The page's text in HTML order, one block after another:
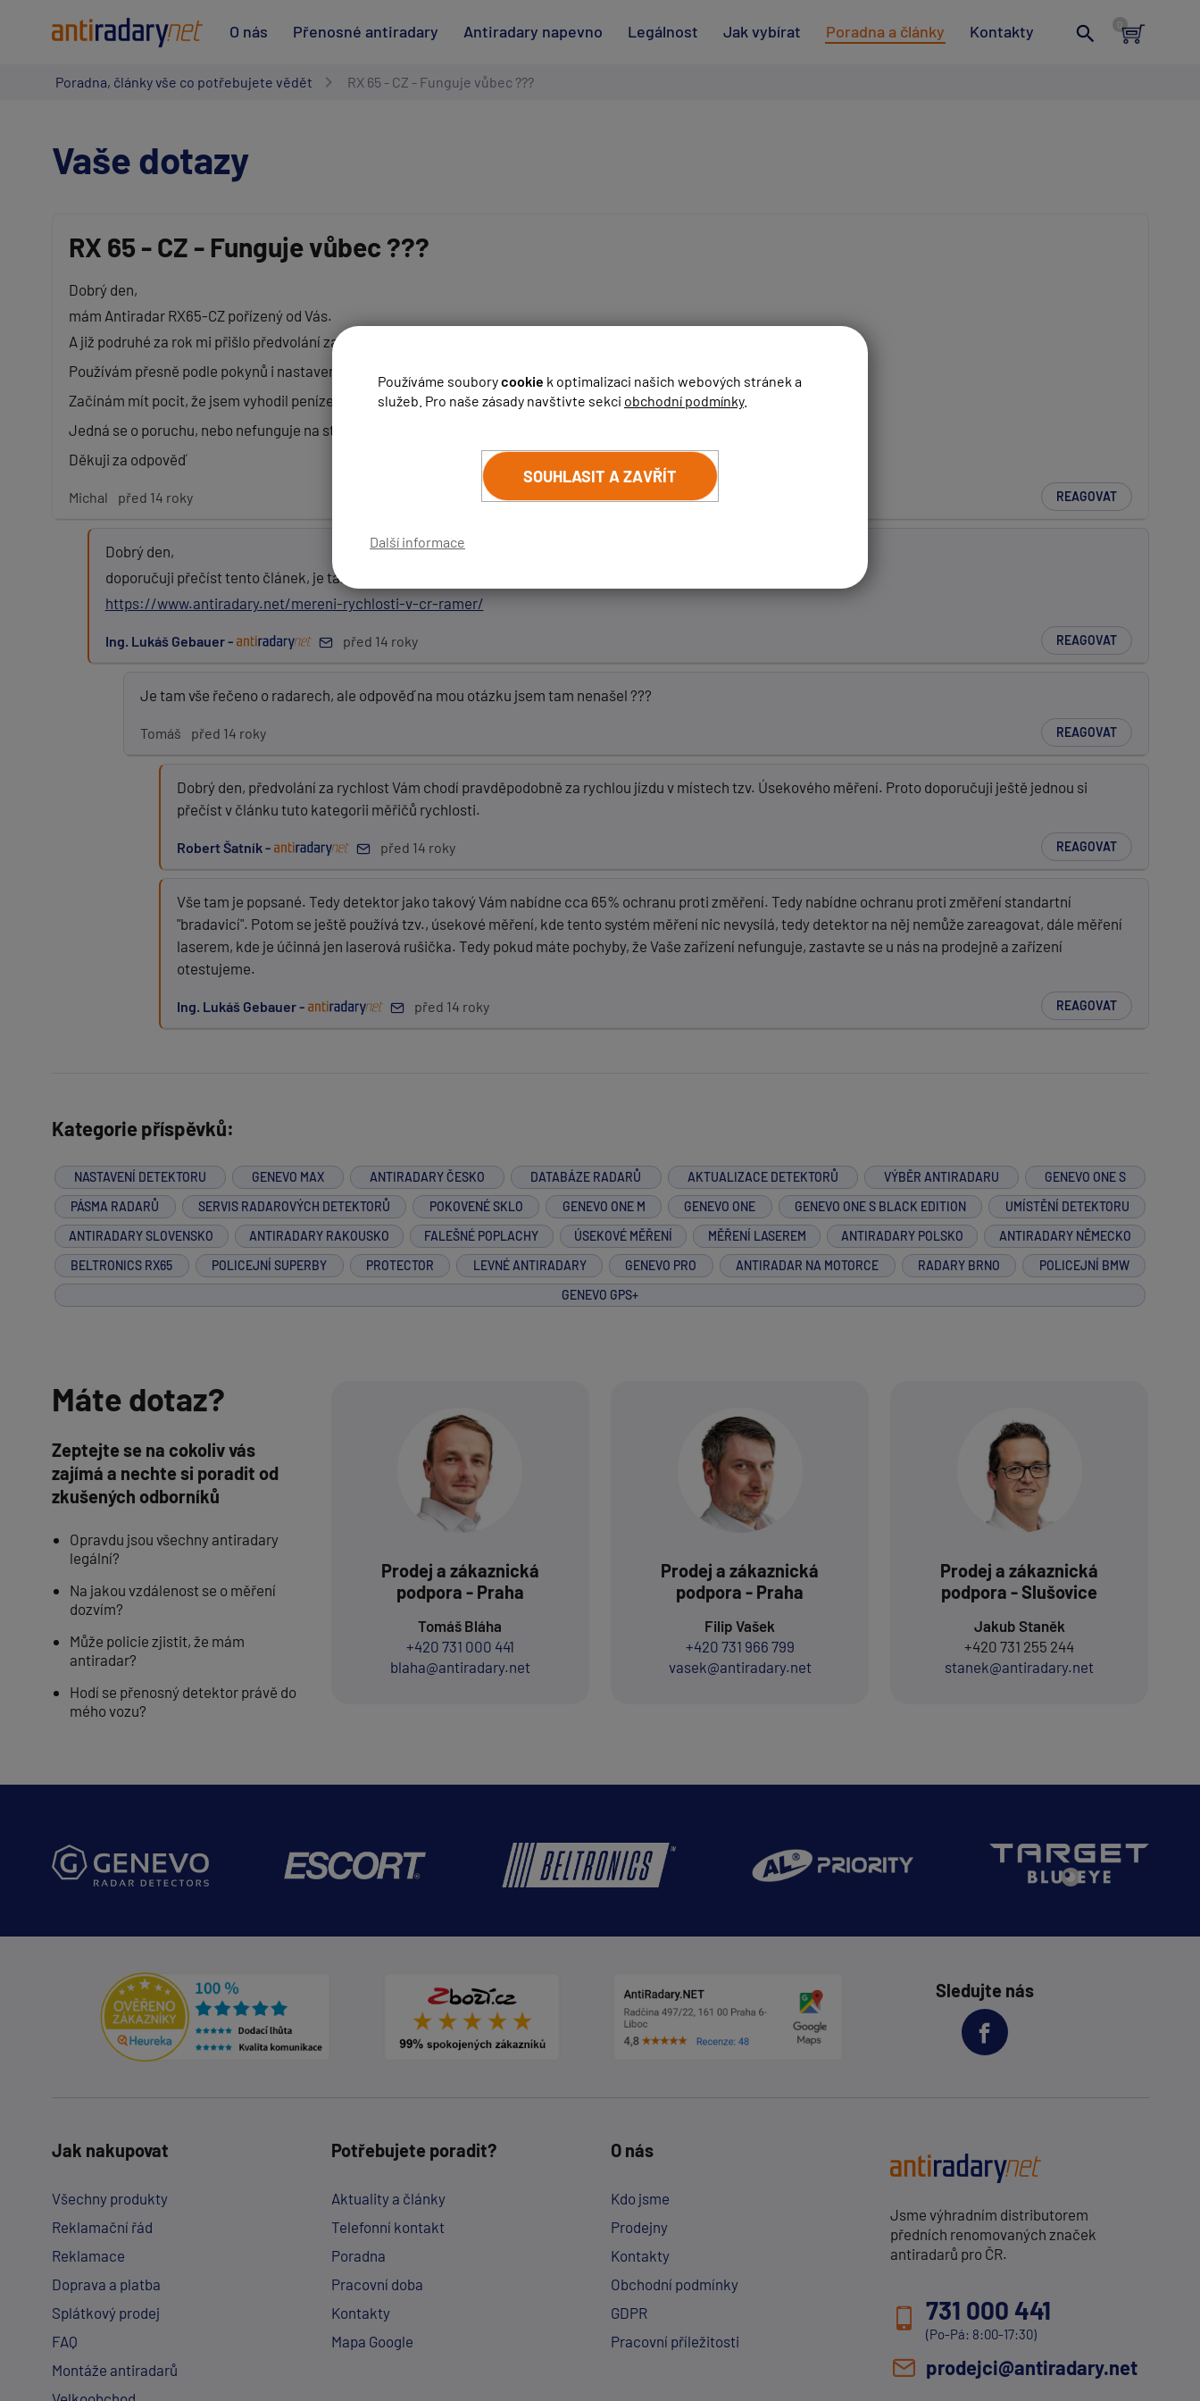
Používáme souborycookie k optimalizaci našich webových stránek a
služeb. Pro naše zásady navštivte sekci obchodní podmínky.
SOUHLASIT A ZAVŘÍT
Další informace
O nás Přenosné antiradary Antiradary napevno Legálnost Jak vybírat Poradna a články Kontakty
Poradna, články vše co potřebujete vědět RX 65 - CZ - Funguje vůbec ???
Vaše dotazy
Vaše jméno:
Váš e-mail:
Předmět:
RX 65 - CZ - Funguje vůbec ???
Dobrý den,
mám Antiradar RX65-CZ pořízený od Vás.
A již podruhé za rok mi přišlo předvolání za překročenou rychlost. (Praha)
Používám přesně podle pokynů i nastavení v návodu.
Začínám mít pocit, že jsem vyhodil peníze za krabičku, která stále mlčí. Občas pípne pásmo "Ka" (tam kde nic není).
Jedná se o poruchu, nebo nefunguje na stacionární radary ??
Děkuji za odpověď
Michal před 14 roky REAGOVAT
Dobrý den,
doporučuji přečíst tento článek, je tam vše řečeno.
https://www.antiradary.net/mereni-rychlosti-v-cr-ramer/
Ing. Lukáš Gebauer - před 14 roky REAGOVAT
Je tam vše řečeno o radarech, ale odpověď na mou otázku jsem tam nenašel ???
Tomáš před 14 roky REAGOVAT
Dobrý den, předvolání za rychlost Vám chodí pravděpodobně za rychlou jízdu v místech tzv. Úsekového měření. Proto doporučuji ještě jednou si
přečíst v článku tuto kategorii měřičů rychlosti.
Robert Šatník - před 14 roky REAGOVAT
Vše tam je popsané. Tedy detektor jako takový Vám nabídne cca 65% ochranu proti změření. Tedy nabídne ochranu proti změření standartní
"bradavicí". Potom se ještě používá tzv., úsekové měření, kde tento systém měření nic nevysílá, tedy detektor na něj nemůže zareagovat, dále měření
laserem, kde je účinná jen laserová rušička. Tedy pokud máte pochyby, že Vaše zařízení nefunguje, zastavte se u nás na prodejně a zařízení
otestujeme.
Ing. Lukáš Gebauer - před 14 roky REAGOVAT
Kategorie příspěvků:
NASTAVENÍ DETEKTORU GENEVO MAX ANTIRADARY ČESKO DATABÁZE RADARŮ AKTUALIZACE DETEKTORŮ VÝBĚR ANTIRADARU
GENEVO ONE S
PÁSMA RADARŮ
SERVIS RADAROVÝCH DETEKTORŮ POKOVENÉ SKLO GENEVO ONE M GENEVO ONE GENEVO ONE S BLACK EDITION
UMÍSTĚNÍ DETEKTORU
ANTIRADARY SLOVENSKO
ANTIRADARY RAKOUSKO FALEŠNÉ POPLACHY ÚSEKOVÉ MĚŘENÍ MĚŘENÍ LASEREM ANTIRADARY POLSKO
ANTIRADARY NĚMECKO
BELTRONICS RX65
POLICEJNÍ SUPERBY PROTECTOR LEVNÉ ANTIRADARY GENEVO PRO ANTIRADAR NA MOTORCE RADARY BRNO
POLICEJNÍ BMW
GENEVO GPS+
Máte dotaz?
Zeptejte se na cokoliv vás
zajímá a nechte si poradit od
zkušených odborníků
Opravdu jsou všechny antiradary
legální?
Na jakou vzdálenost se o měření
dozvím?
Může policie zjistit, že mám
antiradar?
Hodí se přenosný detektor právě do
mého vozu?
Prodej a zákaznická
podpora - Praha
Tomáš Bláha
+420 731 000 441
blaha@antiradary.net
Prodej a zákaznická
podpora - Praha
Filip Vašek
+420 731 966 799
vasek@antiradary.net
Prodej a zákaznická
podpora - Slušovice
Jakub Staněk
+420 731 255 244
stanek@antiradary.net
Sledujte nás
Jak nakupovat
Všechny produkty
Reklamační řád
Reklamace
Doprava a platba
Splátkový prodej
FAQ
Montáže antiradarů
Potřebujete poradit?
Aktuality a články
Telefonní kontakt
Poradna
Pracovní doba
Kontakty
Mapa Google
O nás
Kdo jsme
Prodejny
Kontakty
Obchodní podmínky
GDPR
Pracovní příležitosti
Jsme výhradním distributorem
předních renomovaných značek
antiradarů pro ČR.
731 000 441
(Po-Pá: 8:00-17:30)
prodejci@antiradary.net